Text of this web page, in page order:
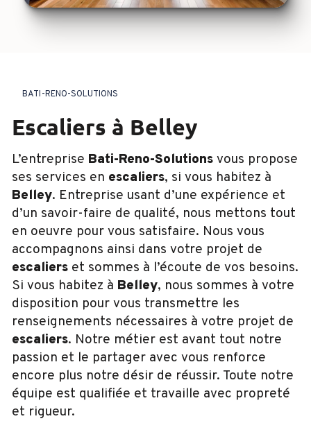
BATI-RENO-SOLUTIONS
escaliers à Belley
L’entreprise Bati-Reno-Solutions vous propose
ses services en escaliers, si vous habitez à
Belley. Entreprise usant d’une expérience et
d’un savoir-faire de qualité, nous mettons tout
en oeuvre pour vous satisfaire. Nous vous
accompagnons ainsi dans votre projet de
escaliers et sommes à l’écoute de vos besoins.
Si vous habitez à Belley, nous sommes à votre
disposition pour vous transmettre les
renseignements nécessaires à votre projet de
escaliers. Notre métier est avant tout notre
passion et le partager avec vous renforce
encore plus notre désir de réussir. Toute notre
équipe est qualifiée et travaille avec propreté
et rigueur.